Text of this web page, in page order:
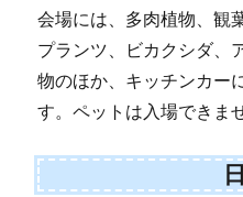
会場には、多肉植物、観
プランツ、ビカクシダ、
物のほか、キッチンカー
す。ペットは入場できま